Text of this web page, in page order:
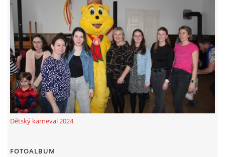
Dětský karneval 2024
FOTOALBUM